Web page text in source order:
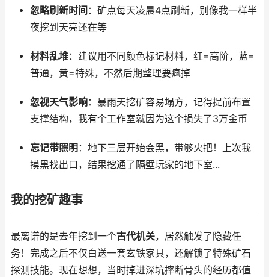
忽略刷新时间 ：矿点每天凌晨4点刷新，别像我一样半
夜挖到天亮还在等
材料乱堆：建议用不同颜色标记材料，红=高阶，蓝=
普通，黄=特殊，不然后期整理要疯掉
忽视天气影响：暴雨天挖矿容易塌方，记得提前布置
支撑结构，我有个工作室就因为这个损失了3万金币
忘记带照明 ：地下三层开始会黑，带够火把！上次我
摸黑找出口，结果挖通了隔壁玩家的地下室...
我的挖矿趣事
最离谱的是去年挖到一个古代机关，居然触发了隐藏任
务！完成之后不仅白送一套玄铁家具，还解锁了特殊矿石
探测技能。现在想想，当时掉进深坑摔断骨头的经历都值